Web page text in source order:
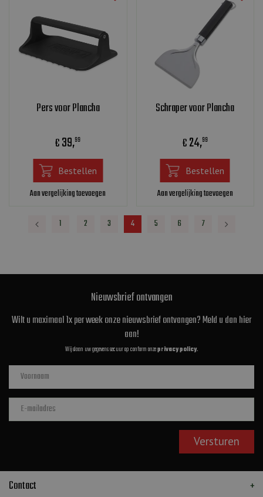
Pers voor Plancha
€39,99
Bestellen
Aan vergelijking toevoegen
Schraper voor Plancha
€24,99
Bestellen
Aan vergelijking toevoegen
1 2 3 4 5 6 7
Nieuwsbrief ontvangen
Wilt u maximaal 1x per week onze nieuwsbrief ontvangen? Meld u dan hier
aan!
Wij slaan uw gegevens secuur op conform onzeprivacy policy.
Contact